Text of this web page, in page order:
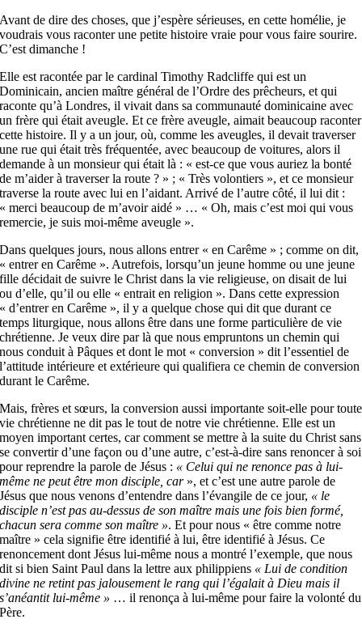
Avant de dire des choses, que j’espère sérieuses, en cette homélie, je
voudrais vous raconter une petite histoire vraie pour vous faire sourire.
C’est dimanche !
Elle est racontée par le cardinal Timothy Radcliffe qui est un
Dominicain, ancien maître général de l’Ordre des prêcheurs, et qui
raconte qu’à Londres, il vivait dans sa communauté dominicaine avec
un frère qui était aveugle. Et ce frère aveugle, aimait beaucoup raconter
cette histoire. Il y a un jour, où, comme les aveugles, il devait traverser
une rue qui était très fréquentée, avec beaucoup de voitures, alors il
demande à un monsieur qui était là : « est-ce que vous auriez la bonté
de m’aider à traverser la route ? » ; « Très volontiers », et ce monsieur
traverse la route avec lui en l’aidant. Arrivé de l’autre côté, il lui dit :
« merci beaucoup de m’avoir aidé » … « Oh, mais c’est moi qui vous
remercie, je suis moi-même aveugle ».
Dans quelques jours, nous allons entrer « en Carême » ; comme on dit,
« entrer en Carême ». Autrefois, lorsqu’un jeune homme ou une jeune
fille décidait de suivre le Christ dans la vie religieuse, on disait de lui
ou d’elle, qu’il ou elle « entrait en religion ». Dans cette expression
« d’entrer en Carême », il y a quelque chose qui dit que durant ce
temps liturgique, nous allons être dans une forme particulière de vie
chrétienne. Je veux dire par là que nous empruntons un chemin qui
nous conduit à Pâques et dont le mot « conversion » dit l’essentiel de
l’attitude intérieure et extérieure qui qualifiera ce chemin de conversion
durant le Carême.
Mais, frères et sœurs, la conversion aussi importante soit-elle pour toute
vie chrétienne ne dit pas le tout de notre vie chrétienne. Elle est un
moyen important certes, car comment se mettre à la suite du Christ sans
se convertir d’une façon ou d’une autre, c’est-à-dire sans renoncer à soi
pour reprendre la parole de Jésus : « Celui qui ne renonce pas à lui-
même ne peut être mon disciple, car », et c’est une autre parole de
Jésus que nous venons d’entendre dans l’évangile de ce jour, « le
disciple n’est pas au-dessus de son maître mais une fois bien formé,
chacun sera comme son maître ». Et pour nous « être comme notre
maître » cela signifie être identifié à lui, être identifié à Jésus. Ce
renoncement dont Jésus lui-même nous a montré l’exemple, que nous
dit si bien Saint Paul dans la lettre aux philippiens « Lui de condition
divine ne retint pas jalousement le rang qui l’égalait à Dieu mais il
s’anéantit lui-même » … il renonça à lui-même pour faire la volonté du
Père.